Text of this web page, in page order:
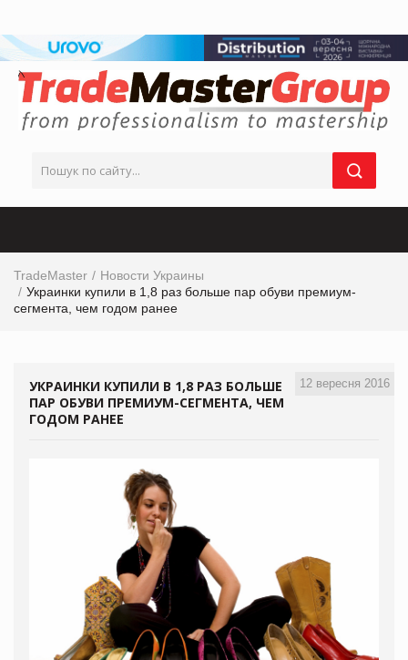
TradeMaster
Новости Украины
Украинки купили в 1,8 раз больше пар обуви премиум-
сегмента, чем годом ранее
12 вересня 2016
УКРАИНКИ КУПИЛИ В 1,8 РАЗ БОЛЬШЕ
ПАР ОБУВИ ПРЕМИУМ-СЕГМЕНТА, ЧЕМ
ГОДОМ РАНЕЕ